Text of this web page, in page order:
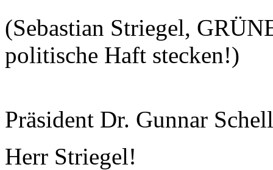
(Sebastian Striegel,
politische Haft stecken!)
Präsident Dr. Gunnar
Herr Striegel!